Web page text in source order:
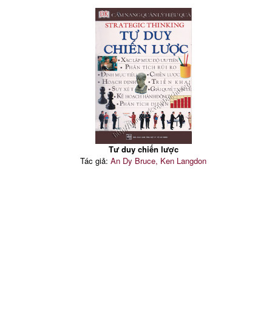
Tư duy chiến lược
Tác giả:An Dy Bruce, Ken Langdon